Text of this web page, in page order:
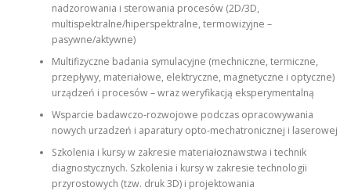
nadzorowania i sterowania procesów (2D/3D,
multispektralne/hiperspektralne, termowizyjne –
pasywne/aktywne)
Multifizyczne badania symulacyjne (mechniczne, termiczne,
przepływy, materiałowe, elektryczne, magnetyczne i optyczne)
urządzeń i procesów – wraz weryfikacją eksperymentalną
Wsparcie badawczo-rozwojowe podczas opracowywania
nowych urzadzeń i aparatury opto-mechatronicznej i laserowej
Szkolenia i kursy w zakresie materiałoznawstwa i technik
diagnostycznych. Szkolenia i kursy w zakresie technologii
przyrostowych (tzw. druk 3D) i projektowania